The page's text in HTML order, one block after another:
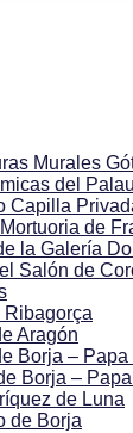
Murales
del
Capilla
de
la Galería
Salón de
Ribagorça
Aragón
Borja – Papa
Borja –
de Luna
de Borja